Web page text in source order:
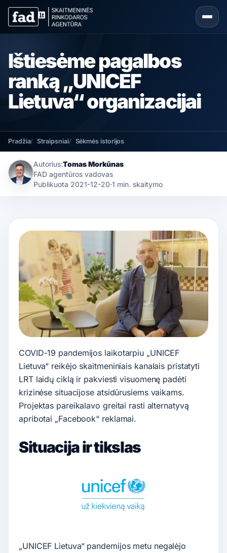
Ištiesėme pagalbos
ranką „UNICEF
Lietuva“ organizacijai
Pradžia Straipsniai Sėkmės istorijos
Autorius:Tomas Morkūnas
FAD agentūros vadovas
Publikuota 2021-12-20·1 min. skaitymo
COVID-19 pandemijos laikotarpiu „UNICEF
Lietuva“ reikėjo skaitmeniniais kanalais pristatyti
LRT laidų ciklą ir pakviesti visuomenę padėti
krizinėse situacijose atsidūrusiems vaikams.
Projektas pareikalavo greitai rasti alternatyvą
apribotai „Facebook“ reklamai.
Situacija ir tikslas
„UNICEF Lietuva“ pandemijos metu negalėjo